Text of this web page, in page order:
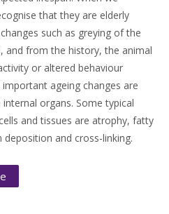
that they are elderly
such as greying of the
and from the history, the animal
or altered behaviour
ageing changes are
organs. Some typical
and tissues are atrophy, fatty
and cross-linking.